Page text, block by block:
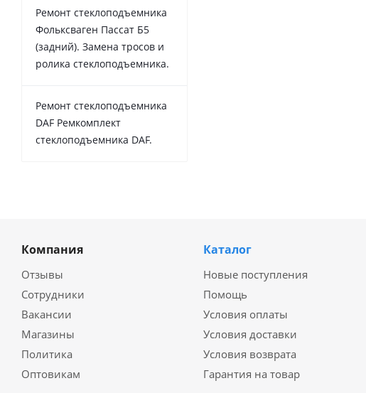
Ремонт стеклоподъемника
Фольксваген Пассат Б5
(задний). Замена тросов и
ролика стеклоподъемника.
Ремонт стеклоподъемника
DAF Ремкомплект
стеклоподъемника DAF.
Компания
Отзывы
Сотрудники
Вакансии
Магазины
Политика
Оптовикам
Каталог
Новые поступления
Помощь
Условия оплаты
Условия доставки
Условия возврата
Гарантия на товар